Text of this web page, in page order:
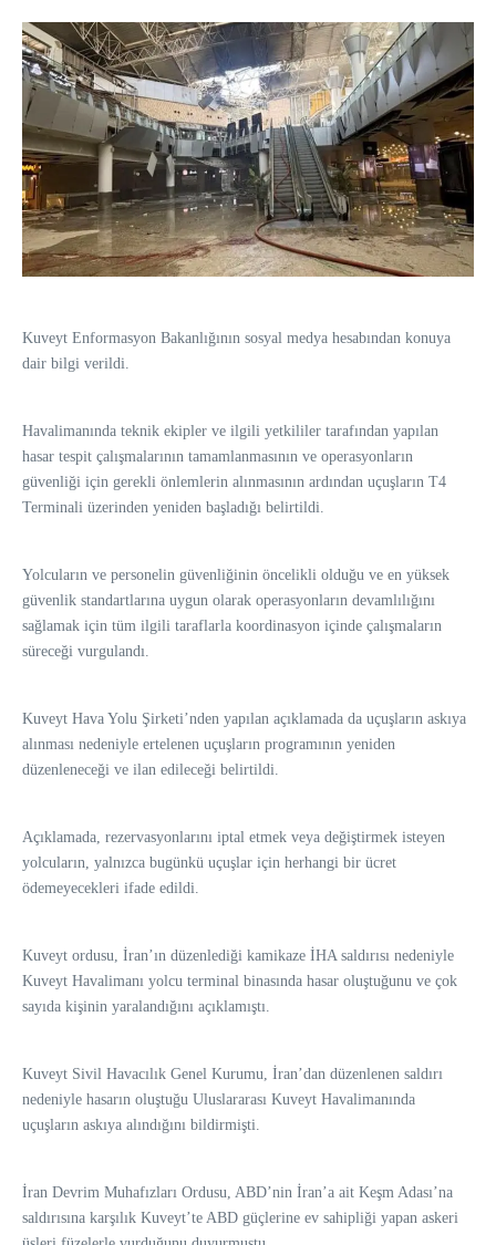
Kuveyt Enformasyon Bakanlığının sosyal medya hesabından konuya
dair bilgi verildi.
Havalimanında teknik ekipler ve ilgili yetkililer tarafından yapılan
hasar tespit çalışmalarının tamamlanmasının ve operasyonların
güvenliği için gerekli önlemlerin alınmasının ardından uçuşların T4
Terminali üzerinden yeniden başladığı belirtildi.
Yolcuların ve personelin güvenliğinin öncelikli olduğu ve en yüksek
güvenlik standartlarına uygun olarak operasyonların devamlılığını
sağlamak için tüm ilgili taraflarla koordinasyon içinde çalışmaların
süreceği vurgulandı.
Kuveyt Hava Yolu Şirketi’nden yapılan açıklamada da uçuşların askıya
alınması nedeniyle ertelenen uçuşların programının yeniden
düzenleneceği ve ilan edileceği belirtildi.
Açıklamada, rezervasyonlarını iptal etmek veya değiştirmek isteyen
yolcuların, yalnızca bugünkü uçuşlar için herhangi bir ücret
ödemeyecekleri ifade edildi.
Kuveyt ordusu, İran’ın düzenlediği kamikaze İHA saldırısı nedeniyle
Kuveyt Havalimanı yolcu terminal binasında hasar oluştuğunu ve çok
sayıda kişinin yaralandığını açıklamıştı.
Kuveyt Sivil Havacılık Genel Kurumu, İran’dan düzenlenen saldırı
nedeniyle hasarın oluştuğu Uluslararası Kuveyt Havalimanında
uçuşların askıya alındığını bildirmişti.
İran Devrim Muhafızları Ordusu, ABD’nin İran’a ait Keşm Adası’na
saldırısına karşılık Kuveyt’te ABD güçlerine ev sahipliği yapan askeri